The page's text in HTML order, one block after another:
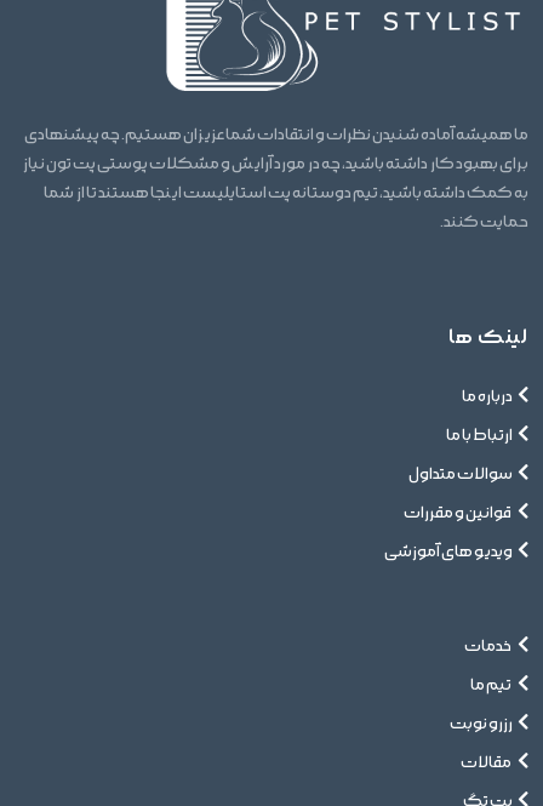
ما همیشه آماده شنیدن نظرات و انتقادات شما عزیزان هستیم. چه پیشنهادی
برای بهبود کار داشته باشید، چه در مورد آرایش و مشکلات پوستی پت تون نیاز
به کمک داشته باشید، تیم دوستانه پت استایلیست اینجا هستند تا از شما
حمایت کنند.
لینک ها
درباره ما
ارتباط با ما
سوالات متداول
قوانین و مقررات
ویدیو های آموزشی
خدمات
تیم ما
رزرو نوبت
مقالات
پت تگ